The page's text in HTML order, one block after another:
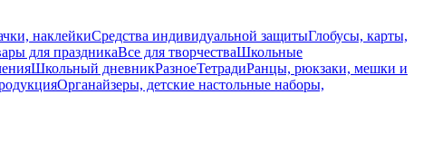
наклейкиСредства индивидуальной защитыГлобусы, карты,
для праздникаВсе для творчестваШкольные
Школьный дневникРазноеТетрадиРанцы, рюкзаки, мешки и
Органайзеры, детские настольные наборы,